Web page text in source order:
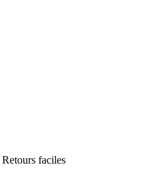
Retours faciles